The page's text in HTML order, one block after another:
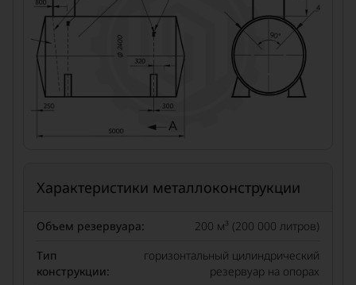
Характеристики металлоконструкции
Объем резервуара:
200 м³ (200 000 литров)
Тип
конструкции:
горизонтальный цилиндрический
резервуар на опорах